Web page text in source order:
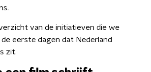
van de initiatieven die we
eerste dagen dat Nederland
zit.